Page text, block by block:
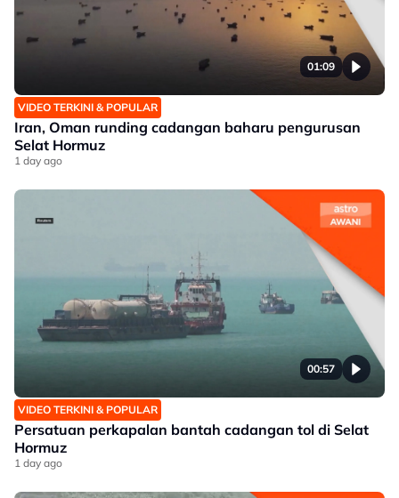
01:09
VIDEO TERKINI & POPULAR
Iran, Oman runding cadangan baharu pengurusan
Selat Hormuz
1 day ago
00:57
VIDEO TERKINI & POPULAR
Persatuan perkapalan bantah cadangan tol di Selat
Hormuz
1 day ago